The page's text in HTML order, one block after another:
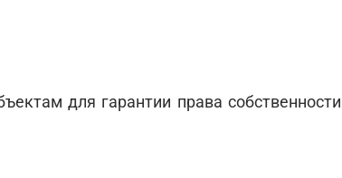
для гарантии права собственности